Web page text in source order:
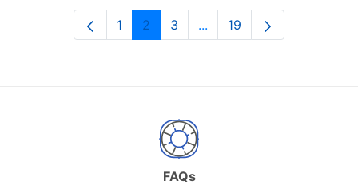
Page
1 Page
2 Page
3 ...Intermediate Pages Use
Page
19
FAQs